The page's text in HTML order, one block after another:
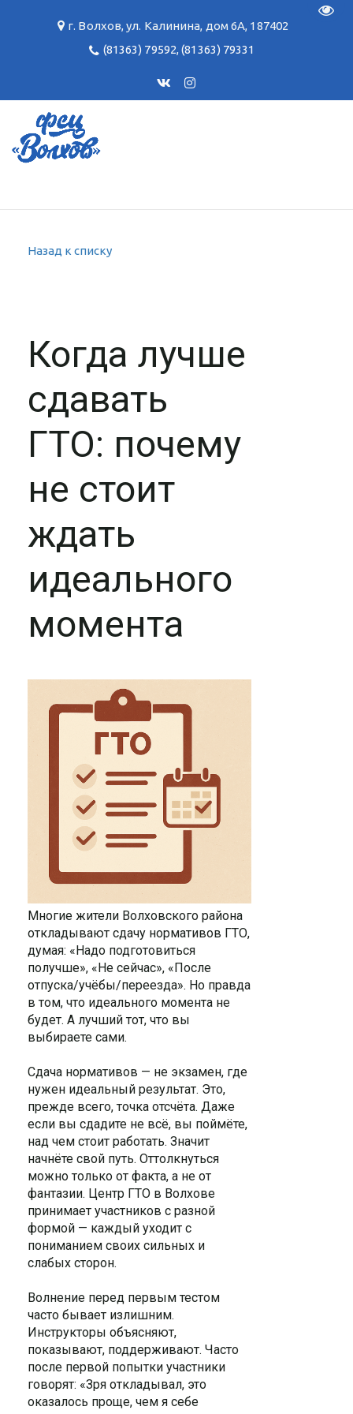
г. Волхов,ул. Калинина, дом 6А, 187402
(81363) 79592,(81363) 79331
Назад к списку
Когда лучше
сдавать
ГТО: почему
не стоит
ждать
идеального
момента
Многие жители Волховского района
откладывают сдачу нормативов ГТО,
думая: «Надо подготовиться
получше», «Не сейчас», «После
отпуска/учёбы/переезда». Но правда
в том, что идеального момента не
будет. А лучший тот, что вы
выбираете сами.
Сдача нормативов — не экзамен, где
нужен идеальный результат. Это,
прежде всего, точка отсчёта. Даже
если вы сдадите не всё, вы поймёте,
над чем стоит работать. Значит
начнёте свой путь. Оттолкнуться
можно только от факта, а не от
фантазии. Центр ГТО в Волхове
принимает участников с разной
формой — каждый уходит с
пониманием своих сильных и
слабых сторон.
Волнение перед первым тестом
часто бывает излишним.
Инструкторы объясняют,
показывают, поддерживают. Часто
после первой попытки участники
говорят: «Зря откладывал, это
оказалось проще, чем я себе